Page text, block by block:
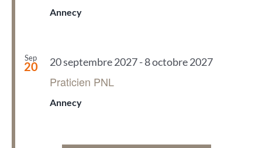
Annecy
Sep
20 20 septembre 2027-8 octobre 2027
Praticien PNL
Annecy